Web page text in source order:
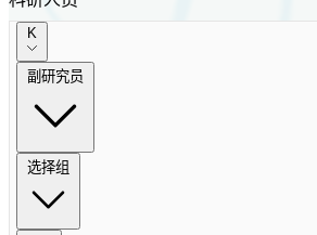
K
副研究员
选择组